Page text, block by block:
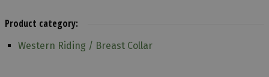
Product category:
Western Riding / Breast Collar